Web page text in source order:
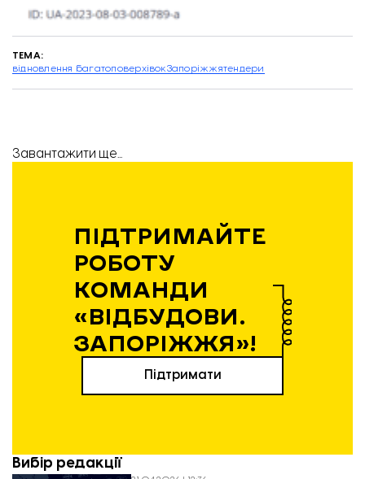
ТЕМА:
відновлення багатоповерхівокЗапоріжжятендери
Завантажити ще...
ПІДТРИМАЙТЕ
РОБОТУ
КОМАНДИ
«ВІДБУДОВИ.
ЗАПОРІЖЖЯ»!
Підтримати
Вибір редакції